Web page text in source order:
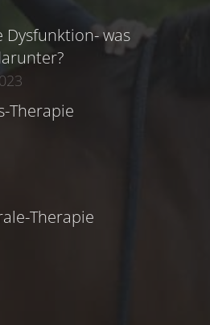
Dysfunktion- was
Therapie
Therapie